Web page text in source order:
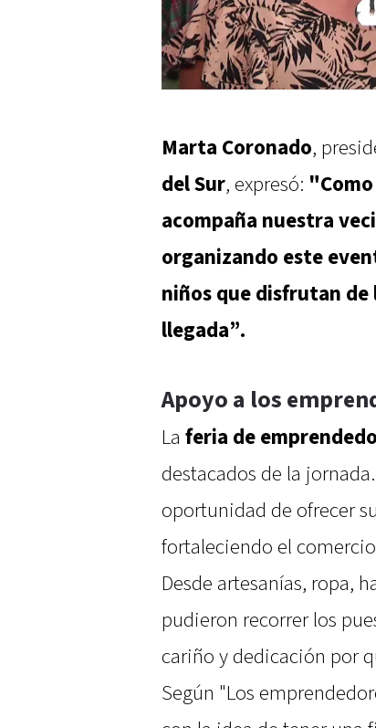
Marta Coronado,
del Sur, expresó:
acompaña nuestra
organizando este
niños que disfrutan de
llegada”.
Apoyo a los
La feria de
destacados de la
oportunidad de ofrecer
fortaleciendo el
Desde artesanías, ropa,
pudieron recorrer los
cariño y dedicación por
Según "Los